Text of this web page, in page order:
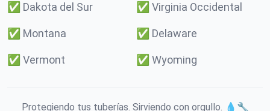
✅ Dakota del Sur ✅ Virginia Occidental
✅ Montana ✅ Delaware
✅ Vermont ✅ Wyoming
Protegiendo tus tuberías. Sirviendo con orgullo. 💧🔧